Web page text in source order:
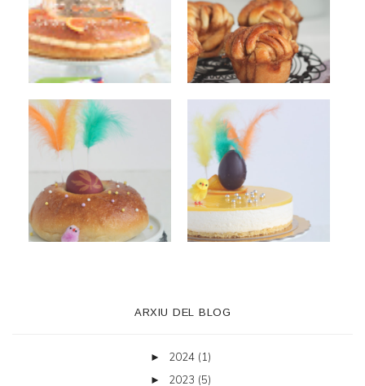
ARXIU DEL BLOG
► 2024 (1)
► 2023 (5)